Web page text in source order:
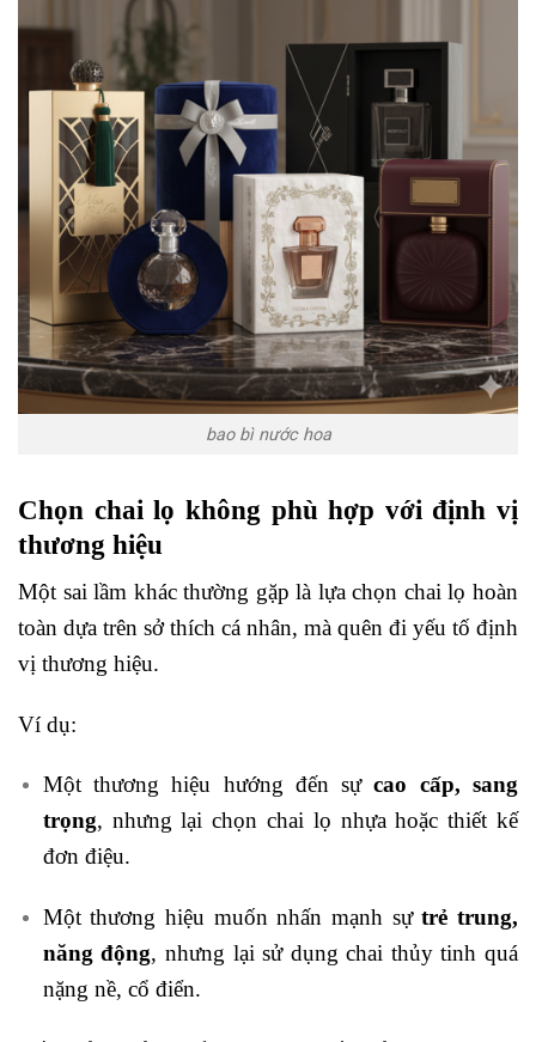
bao bì nước hoa
Chọn chai lọ không phù hợp với định vị
thương hiệu
Một sai lầm khác thường gặp là lựa chọn chai lọ hoàn
toàn dựa trên sở thích cá nhân, mà quên đi yếu tố định
vị thương hiệu.
Ví dụ:
Một thương hiệu hướng đến sựcao cấp, sang
trọng, nhưng lại chọn chai lọ nhựa hoặc thiết kế
đơn điệu.
Một thương hiệu muốn nhấn mạnh sựtrẻ trung,
năng động, nhưng lại sử dụng chai thủy tinh quá
nặng nề, cổ điển.